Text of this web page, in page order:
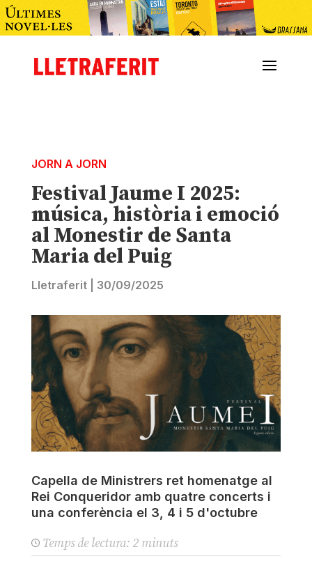
JORN A JORN
Festival Jaume I 2025:
música, història i emoció
al Monestir de Santa
Maria del Puig
Lletraferit| 30/09/2025
Capella de Ministrers ret homenatge al
Rei Conqueridor amb quatre concerts i
una conferència el 3, 4 i 5 d'octubre
Temps de lectura: 2 minuts